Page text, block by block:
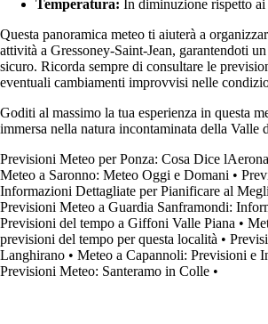
Temperatura: In diminuzione rispetto
Questa panoramica meteo ti aiuterà a
attività a Gressoney-Saint-Jean, garantendoti
sicuro. Ricorda sempre di consultare le
eventuali cambiamenti improvvisi nelle
Goditi al massimo la tua esperienza in questa
immersa nella natura incontaminata della Valle
Previsioni Meteo per Ponza: Cosa Dice
Meteo a Saronno: Meteo Oggi e Domani •
Informazioni Dettagliate per Pianificare al
Previsioni Meteo a Guardia Sanframondi:
Previsioni del tempo a Giffoni Valle Piana •
previsioni del tempo per questa località •
Langhirano • Meteo a Capannoli: Previsioni e
Previsioni Meteo: Santeramo in Colle •